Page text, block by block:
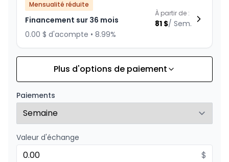
Mensualité réduite
Financement sur 36 mois
0.00 $ d'acompte • 8.99%
À partir de :
81 $/ Sem.
Financement sur 24 mois
0.00 $ d'acompte • 8.99%
À partir de :
Plus d'options de paiement
Paiements
Valeur d'échange
$